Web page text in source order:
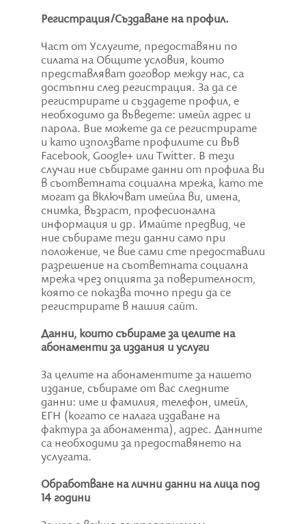
Регистрация/Създаване на профил.
Част от Услугите, предоставяни по
силата на Общите условия, които
представляват договор между нас, са
достъпни след регистрация. За да се
регистрирате и създадете профил, е
необходимо да въведете: имейл адрес и
парола. Вие можете да се регистрирате
и като използвате профилите си във
Facebook, Google+ или Twitter. В тези
случаи ние събираме данни от профила ви
в съответната социална мрежа, като те
могат да включват имейла ви, имена,
снимка, възраст, професионална
информация и др. Имайте предвид, че
ние събираме тези данни само при
положение, че вие сами сте предоставили
разрешение на съответната социална
мрежа чрез опцията за поверителност,
която се показва точно преди да се
регистрирате в нашия сайт.
Данни, които събираме за целите на
абонаменти за издания и услуги
За целите на абонаментите за нашето
издание, събираме от вас следните
данни: име и фамилия, телефон, имейл,
ЕГН (когато се налага издаване на
фактура за абонамента), адрес. Данните
са необходими за предоставянето на
услугата.
Oбработване на лични данни на лица под
14 години